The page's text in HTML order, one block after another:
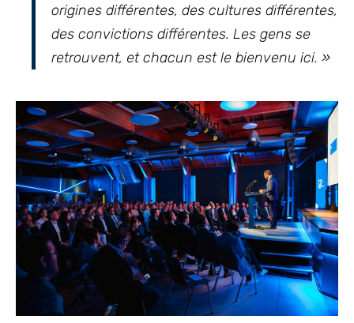
origines différentes, des cultures différentes,
des convictions différentes. Les gens se
retrouvent, et chacun est le bienvenu ici. »